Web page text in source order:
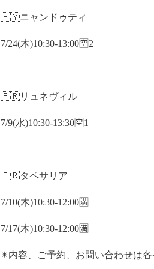
🇵🇾ニャンドゥティ
7/24(木)10:30-13:00🈳2
🇫🇷リュネヴィル
7/9(水)10:30-13:30🈳1
🇧🇷タペサリア
7/10(木)10:30-12:00🈵
7/17(木)10:30-12:00🈵
✴︎内容、ご予約、お問い合わせは各